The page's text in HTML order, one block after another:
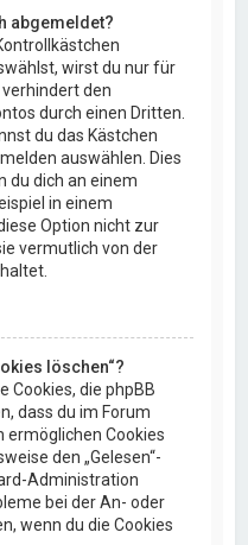
abgemeldet?
wirst du nur für
den
durch einen Dritten.
du das Kästchen
auswählen. Dies
du dich an einem
in einem
Option nicht zur
vermutlich von der
löschen“?
Cookies, die phpBB
dass du im Forum
Cookies
den „Gelesen“-
Administration
bei der An- oder
wenn du die Cookies